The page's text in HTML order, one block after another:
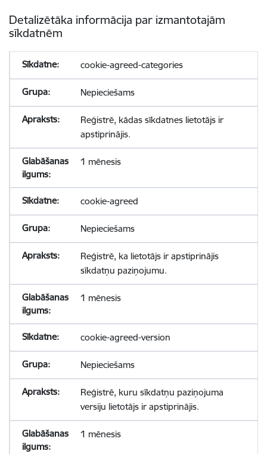
Detalizētāka informācija par izmantotajām
sīkdatnēm
cookie-agreed-categories
Nepieciešams
Reģistrē, kādas sīkdatnes lietotājs ir
apstiprinājis.
1 mēnesis
cookie-agreed
Nepieciešams
Reģistrē, ka lietotājs ir apstiprinājis
sīkdatņu paziņojumu.
1 mēnesis
cookie-agreed-version
Nepieciešams
Reģistrē, kuru sīkdatņu paziņojuma
versiju lietotājs ir apstiprinājis.
1 mēnesis